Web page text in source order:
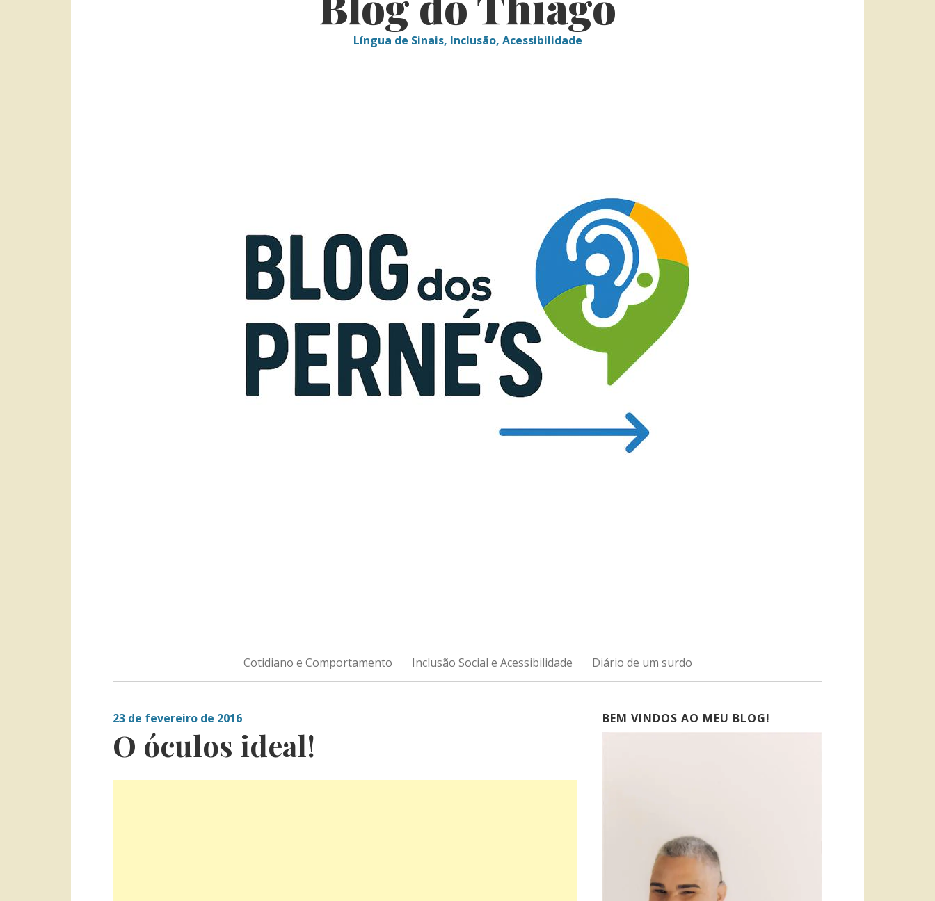
Língua de Sinais, Inclusão, Acessibilidade
Cotidiano e Comportamento Inclusão Social e Acessibilidade Diário de um surdo
23 de fevereiro de 2016
O óculos ideal!
BEM VINDOS AO MEU BLOG!